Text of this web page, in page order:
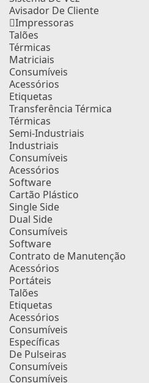
Avisador De Cliente
Impressoras
Talões
Térmicas
Matriciais
Consumíveis
Acessórios
Etiquetas
Transferência Térmica
Térmicas
Semi-Industriais
Industriais
Consumíveis
Acessórios
Software
Cartão Plástico
Single Side
Dual Side
Consumíveis
Software
Contrato de Manutenção
Acessórios
Portáteis
Talões
Etiquetas
Acessórios
Consumíveis
Específicas
De Pulseiras
Consumíveis
Consumíveis